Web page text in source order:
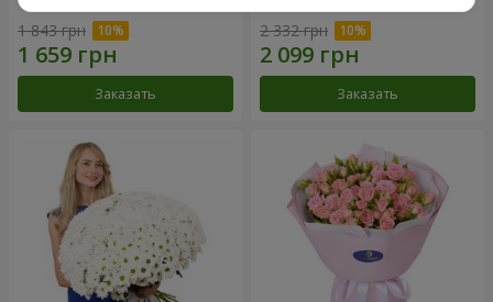
1 843 грн
Заказать
2 332 грн
Заказать